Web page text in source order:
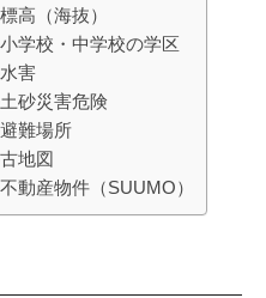
高（海抜）
学校・中学校の学区
害
砂災害危険
難場所
地図
動産物件（SUUMO）